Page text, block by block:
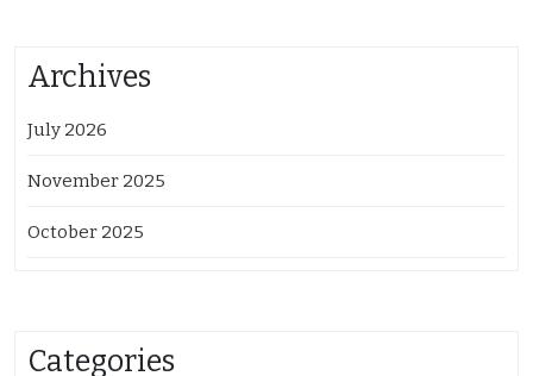
Archives
July 2026
November 2025
October 2025
Categories